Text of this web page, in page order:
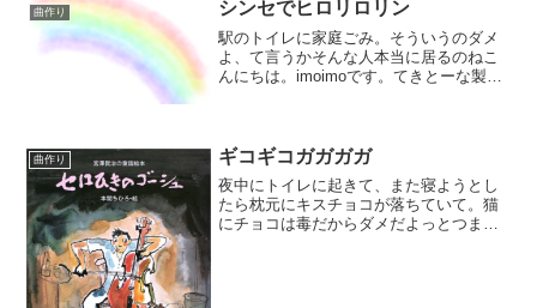
曲作り シンセでヒロリロリン
駅のトイレに家庭ごみ。そういうのダメ
よ、て言うかそんな人本当に居るのねこ
んにちは。imoimoです。てきとーな製作
を作っております。...
曲作り ギコギコガガガガ
夜中にトイレに起きて、また寝ようとし
たら枕元にキスチョコが落ちていて。猫
にチョコは毒だからダメだよっとつまん